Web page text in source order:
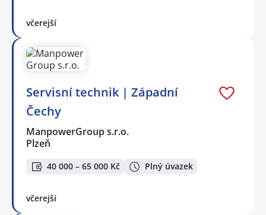
včerejší
Servisní technik | Západní
Čechy
ManpowerGroup s.r.o.
Plzeň
40 000 – 65 000 Kč Plný úvazek
včerejší